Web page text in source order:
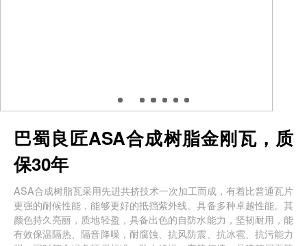
巴蜀良匠ASA合成树脂金刚瓦，质
保30年
ASA合成树脂瓦采用先进共挤技术一次加工而成，有着比普通瓦片
更强的耐候性能，能够更好的抵挡紫外线。具备多种卓越性能。其
颜色持久亮丽，质地轻盈，具备出色的自防水能力，坚韧耐用，能
有效保温隔热、隔音降噪，耐腐蚀、抗风防震、抗冰雹、抗污能力